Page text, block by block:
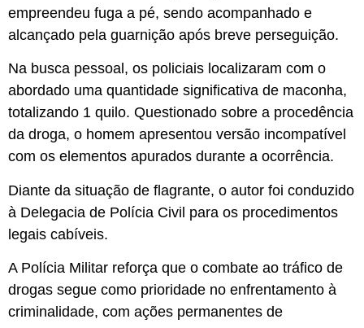
empreendeu fuga a pé, sendo acompanhado e
alcançado pela guarnição após breve perseguição.
Na busca pessoal, os policiais localizaram com o
abordado uma quantidade significativa de maconha,
totalizando 1 quilo. Questionado sobre a procedência
da droga, o homem apresentou versão incompatível
com os elementos apurados durante a ocorrência.
Diante da situação de flagrante, o autor foi conduzido
à Delegacia de Polícia Civil para os procedimentos
legais cabíveis.
A Polícia Militar reforça que o combate ao tráfico de
drogas segue como prioridade no enfrentamento à
criminalidade, com ações permanentes de